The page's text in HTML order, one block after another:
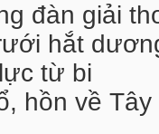
đàn giải
hắt
từ bi
hồn về